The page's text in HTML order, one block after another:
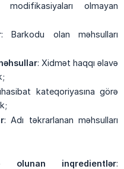
olmayan
: Barkodu olan məhsulları
: Xidmət haqqı əlavə
kateqoriyasına görə
: Adı təkrarlanan məhsulları
olunan inqredientlər: